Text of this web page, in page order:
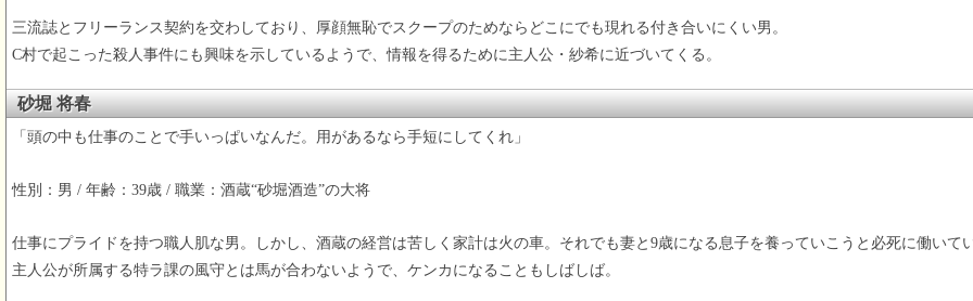
三流誌とフリーランス契約を交わしており、厚顔無恥でスクープのためならどこにでも現れる付き合いにくい男。
C村で起こった殺人事件にも興味を示しているようで、情報を得るために主人公・紗希に近づいてくる。
砂堀 将春
「頭の中も仕事のことで手いっぱいなんだ。用があるなら手短にしてくれ」
性別：男 / 年齢：39歳 / 職業：酒蔵“砂堀酒造”の大将
仕事にプライドを持つ職人肌な男。しかし、酒蔵の経営は苦しく家計は火の車。それでも妻と9歳になる息子を養っていこうと必死に働いて
主人公が所属する特ラ課の風守とは馬が合わないようで、ケンカになることもしばしば。